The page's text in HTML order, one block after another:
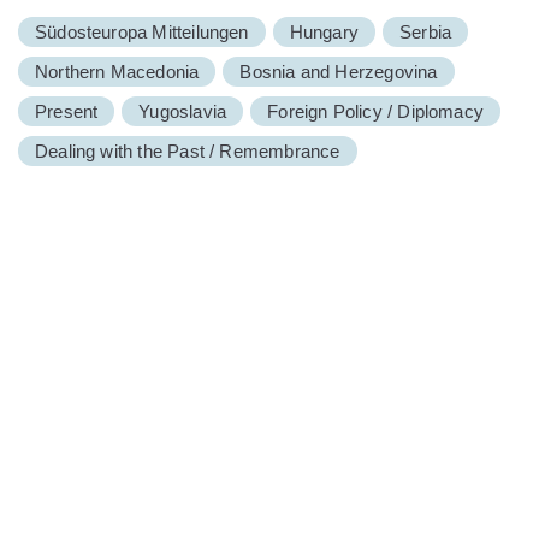
Südosteuropa Mitteilungen Hungary
Serbia
Northern Macedonia
Bosnia and Herzegovina
Present
Yugoslavia
Foreign Policy / Diplomacy
Dealing with the Past / Remembrance